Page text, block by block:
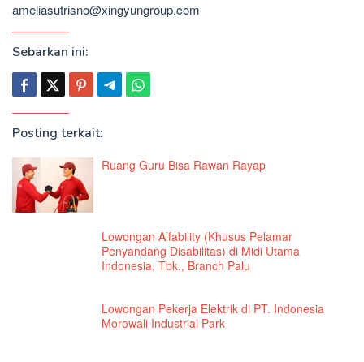
ameliasutrisno@xingyungroup.com
Sebarkan ini:
Posting terkait:
Ruang Guru Bisa Rawan Rayap
Lowongan Alfability (Khusus Pelamar
Penyandang Disabilitas) di Midi Utama
Indonesia, Tbk., Branch Palu
Lowongan Pekerja Elektrik di PT. Indonesia
Morowali Industrial Park